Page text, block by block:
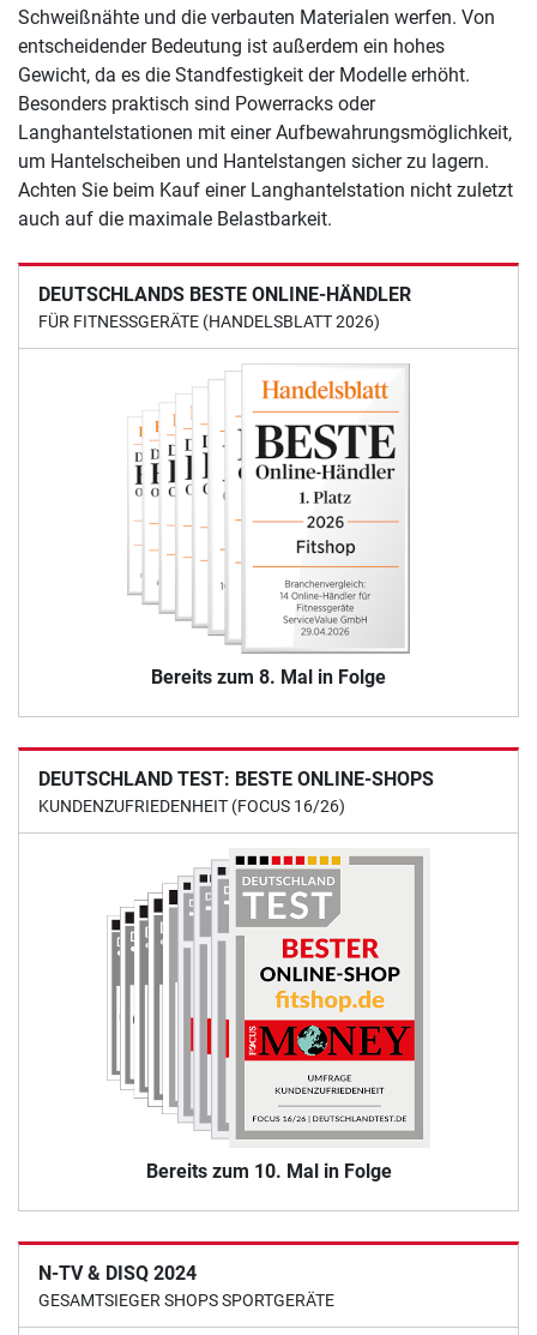
DEUTSCHLANDS BESTE ONLINE-HÄNDLER
FÜR FITNESSGERÄTE (HANDELSBLATT 2026)
Bereits zum 8. Mal in Folge
DEUTSCHLAND TEST: BESTE ONLINE-SHOPS
KUNDENZUFRIEDENHEIT (FOCUS 16/26)
Bereits zum 10. Mal in Folge
N-TV & DISQ 2024
GESAMTSIEGER SHOPS SPORTGERÄTE
Schweißnähte und die verbauten Materialen werfen. Von
entscheidender Bedeutung ist außerdem ein hohes
Gewicht, da es die Standfestigkeit der Modelle erhöht.
Besonders praktisch sind Powerracks oder
Langhantelstationen mit einer Aufbewahrungsmöglichkeit,
um Hantelscheiben und Hantelstangen sicher zu lagern.
Achten Sie beim Kauf einer Langhantelstation nicht zuletzt
auch auf die maximale Belastbarkeit.